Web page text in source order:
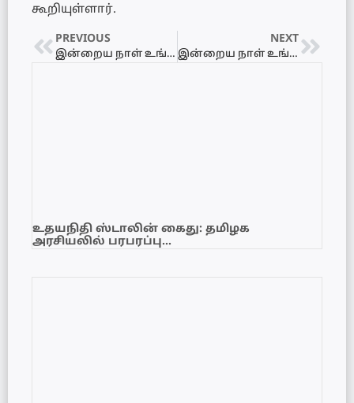
கூறியுள்ளார்.
PREVIOUS
இன்றைய நாள் உங்களுக்கு எப்படி? 14.03.2021 – ஞாயிற்றுக்கிழமை
NEXT
இன்றைய நாள் உங்களுக்கு எப்படி? 15.03.2021 – திங்கட்கிழமை
உதயநிதி ஸ்டாலின் கைது: தமிழக
அரசியலில் பரபரப்பு…